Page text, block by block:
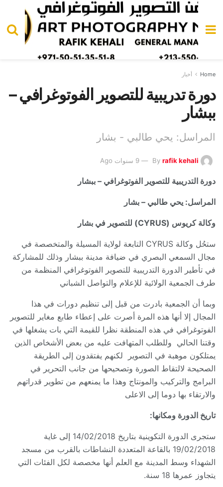
Home أخبار
دورة تدريبية للتصوير الفوتوغرافي –
ببشار
المراسل: يحي طالبي - بشار
By rafik kehali 9 سنوات Ago
دورة التدريبية للتصوير الفوتوغرافي – ببشار
المراسل: يحي طالبي – بشار
وكالة كريوس (CYRUS) للتصوير في بشار
ستحُل وكالة CYRUS التابعة لولاية المسيلة والمتخصصة في
مجال السمعي البصري في ضيافة مدينة ببشار وذلك للمشاركة
في تأطير الدورة التدريبية للتصوير الفوتوغرافي المنظمة من
طرف الجمعية الولائية للإعلام والتواصل الشباني
وبما أن الجمعية بادرت من قبل إلى تنظيم دورات في هذا
المجال إلا أنها هذه المرة أصرت على إعطاء طابع مغاير للتصوير
الفوتوغرافي في هذه المنطقة نظرا للقيمة التي بات يشغلها في
وقتنا الحالي وللطلب المتهافت عليه من بعض الأشخاص الذين
يمتلكون موهبة في التصوير لكنهم يفتقدون إلى الطريقة
الصحيحة لالتقاط الصورة وتصحيحها من جانب التحرير في
البرامج والتركيب والمونتاج وهذا ما يمنعهم من تطوير قدراتهم
والارتقاء بها دوما إلى الاعلى
تاريخ الدورة ومكانها:
ستجرى الدورة التكوينية بتاريخ 14/02/2018 إلى غاية
19/02/2018 بالقاعة المتعددة النشاطات بالقرب من مسجد
الشهداء وسط المدينة مع العلم أنها مخصصة لكل الفئات التي
يتجاوز عمرها 18 سنة.